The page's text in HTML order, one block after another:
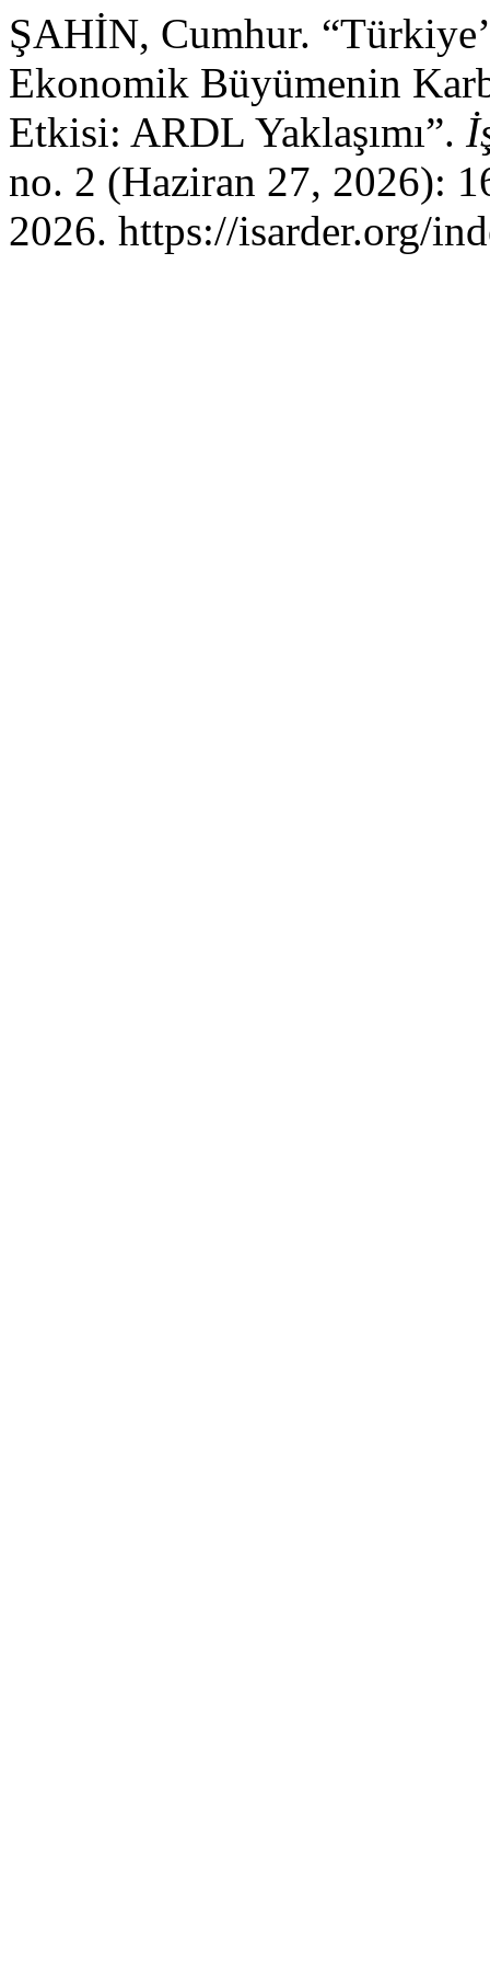
ŞAHİN, Cumhur.
Ekonomik Büyümenin
Etkisi: ARDL Yaklaşımı”.
no. 2 (Haziran 27, 2026):
2026. https://isarder.org/